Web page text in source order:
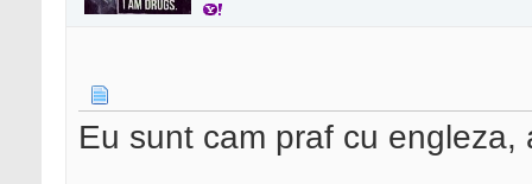
Eu sunt cam praf cu engleza,